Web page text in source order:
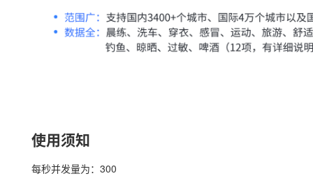
使用须知
每秒并发量为：300